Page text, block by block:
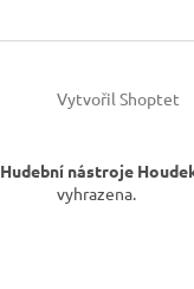
y
ý
s
u
Vytvořil Shoptet
Hudební nástroje
vyhrazena.